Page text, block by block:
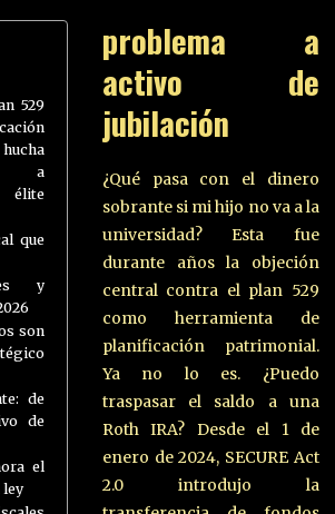
529
a
élite
que
y
son
de
de
el
ley
problema a
activo de
jubilación
¿Qué pasa con el dinero
sobrante si mi hijo no va a la
universidad? Esta fue
durante años la objeción
central contra el plan 529
como herramienta de
planificación patrimonial.
Ya no lo es. ¿Puedo
traspasar el saldo a una
Roth IRA? Desde el 1 de
enero de 2024, SECURE Act
2.0 introdujo la